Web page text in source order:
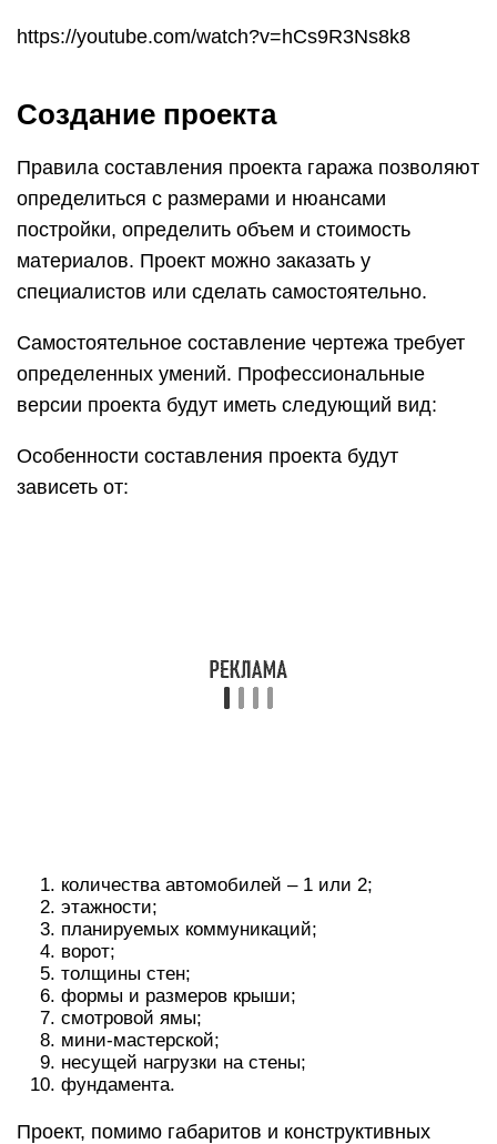
https://youtube.com/watch?v=hCs9R3Ns8k8
Создание проекта
Правила составления проекта гаража позволяют
определиться с размерами и нюансами
постройки, определить объем и стоимость
материалов. Проект можно заказать у
специалистов или сделать самостоятельно.
Самостоятельное составление чертежа требует
определенных умений. Профессиональные
версии проекта будут иметь следующий вид:
Особенности составления проекта будут
зависеть от:
количества автомобилей – 1 или 2;
этажности;
планируемых коммуникаций;
ворот;
толщины стен;
формы и размеров крыши;
смотровой ямы;
мини-мастерской;
несущей нагрузки на стены;
фундамента.
Проект, помимо габаритов и конструктивных